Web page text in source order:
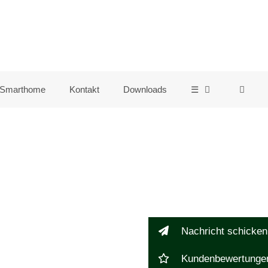
Smarthome Kontakt Downloads ☰
Nachricht schicken